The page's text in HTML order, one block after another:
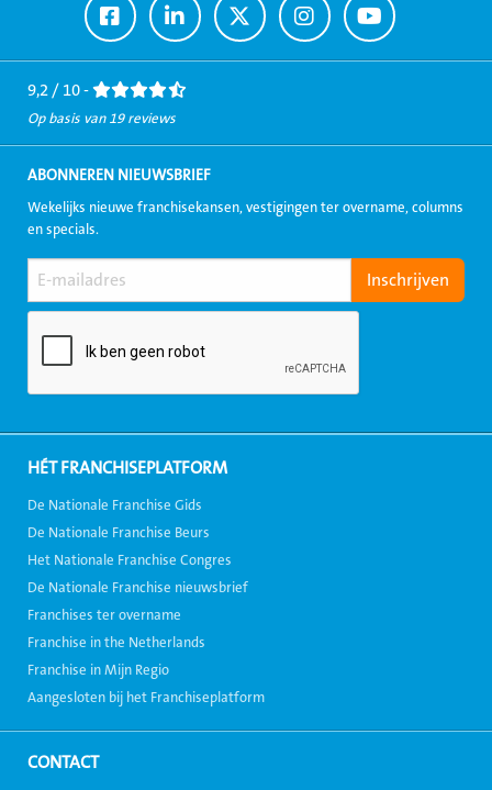
Ga
naar
Facebook
Ga
naar
LinkedIn
Ga
naar
Twitter
Ga
naar
Instagram
Ga
naar
Youtube
9,2 / 10 -
Op basis van 19 reviews
ABONNEREN NIEUWSBRIEF
Wekelijks nieuwe franchisekansen, vestigingen ter overname, columns
en specials.
HÉT FRANCHISEPLATFORM
De Nationale Franchise Gids
De Nationale Franchise Beurs
Het Nationale Franchise Congres
De Nationale Franchise nieuwsbrief
Franchises ter overname
Franchise in the Netherlands
Franchise in Mijn Regio
Aangesloten bij het Franchiseplatform
CONTACT